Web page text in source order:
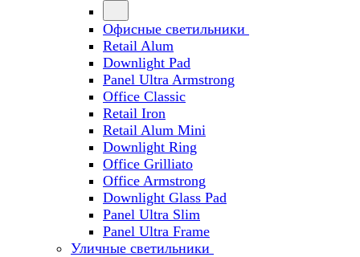
Офисные светильники
Retail Alum
Downlight Pad
Panel Ultra Armstrong
Office Classic
Retail Iron
Retail Alum Mini
Downlight Ring
Office Grilliato
Office Armstrong
Downlight Glass Pad
Panel Ultra Slim
Panel Ultra Frame
Уличные светильники